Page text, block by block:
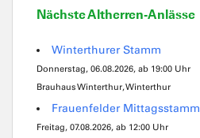
Nächste Altherren-Anlässe
Winterthurer Stamm
Donnerstag, 06.08.2026, ab 19:00 Uhr
Brauhaus Winterthur, Winterthur
Frauenfelder Mittagsstamm
Freitag, 07.08.2026, ab 12:00 Uhr